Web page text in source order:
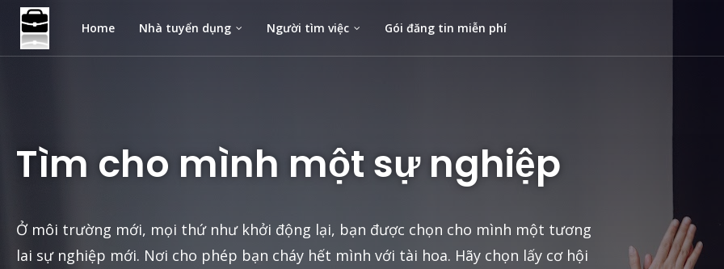
Home Nhà tuyển dụng Người tìm việc Gói đăng tin miễn phí
Tìm cho mình một sự nghiệp
Ở môi trường mới, mọi thứ như khởi động lại, bạn được chọn cho mình một tương
lai sự nghiệp mới. Nơi cho phép bạn cháy hết mình với tài hoa. Hãy chọn lấy cơ hội